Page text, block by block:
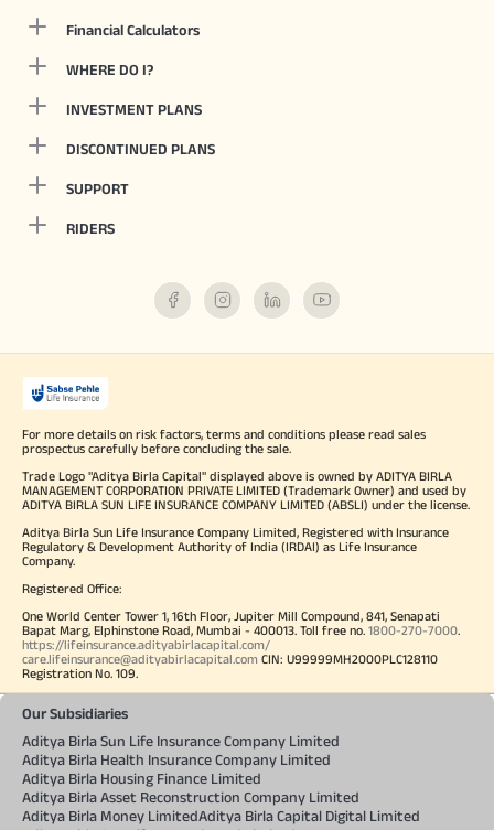
Financial Calculators
WHERE DO I?
INVESTMENT PLANS
DISCONTINUED PLANS
SUPPORT
RIDERS
For more details on risk factors, terms and conditions please read sales
prospectus carefully before concluding the sale.
Trade Logo "Aditya Birla Capital" displayed above is owned by ADITYA BIRLA
MANAGEMENT CORPORATION PRIVATE LIMITED (Trademark Owner) and used by
ADITYA BIRLA SUN LIFE INSURANCE COMPANY LIMITED (ABSLI) under the license.
Aditya Birla Sun Life Insurance Company Limited, Registered with Insurance
Regulatory & Development Authority of India (IRDAI) as Life Insurance
Company.
Registered Office:
One World Center Tower 1, 16th Floor, Jupiter Mill Compound, 841, Senapati
Bapat Marg, Elphinstone Road, Mumbai - 400013. Toll free no. 1800-270-7000.
https://lifeinsurance.adityabirlacapital.com/
care.lifeinsurance@adityabirlacapital.com CIN: U99999MH2000PLC128110
Registration No. 109.
Our Subsidiaries
Aditya Birla Sun Life Insurance Company Limited
Aditya Birla Health Insurance Company Limited
Aditya Birla Housing Finance Limited
Aditya Birla Asset Reconstruction Company Limited
Aditya Birla Money LimitedAditya Birla Capital Digital Limited